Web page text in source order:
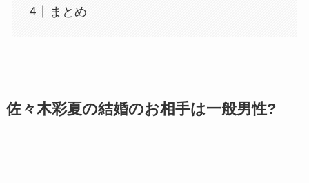
まとめ
佐々木彩夏の結婚のお相手は一般男性?